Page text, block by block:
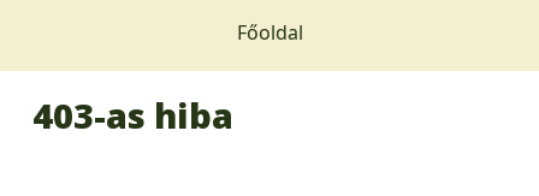
Főoldal
403-as hiba